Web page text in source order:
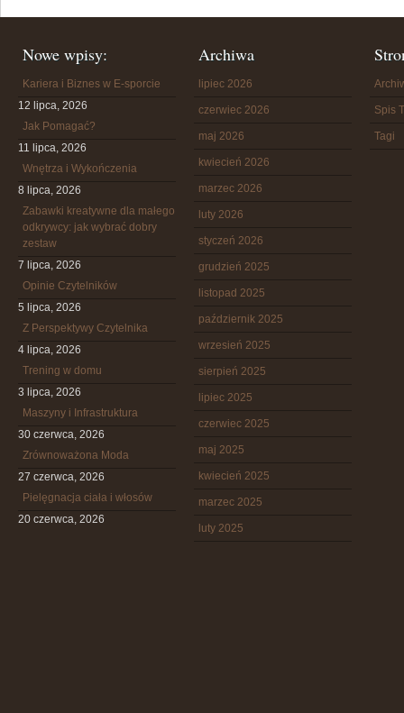
Nowe wpisy:
Kariera i Biznes w E-sporcie
12 lipca, 2026
Jak Pomagać?
11 lipca, 2026
Wnętrza i Wykończenia
8 lipca, 2026
Zabawki kreatywne dla małego
odkrywcy: jak wybrać dobry
zestaw
7 lipca, 2026
Opinie Czytelników
5 lipca, 2026
Z Perspektywy Czytelnika
4 lipca, 2026
Trening w domu
3 lipca, 2026
Maszyny i Infrastruktura
30 czerwca, 2026
Zrównoważona Moda
27 czerwca, 2026
Pielęgnacja ciała i włosów
20 czerwca, 2026
Archiwa
lipiec 2026
czerwiec 2026
maj 2026
kwiecień 2026
marzec 2026
luty 2026
styczeń 2026
grudzień 2025
listopad 2025
październik 2025
wrzesień 2025
sierpień 2025
lipiec 2025
czerwiec 2025
maj 2025
kwiecień 2025
marzec 2025
luty 2025
Spis
Tagi